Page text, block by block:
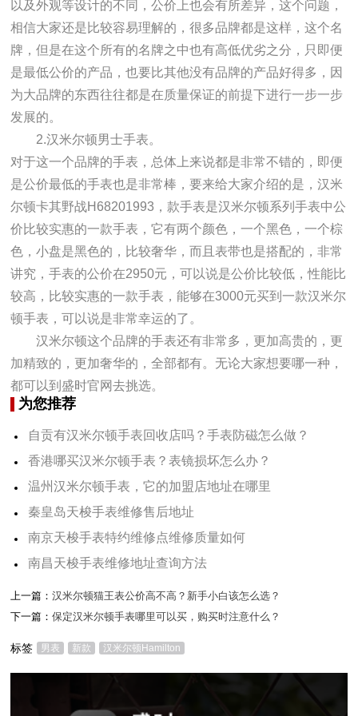
以及外观等设计的不同，公价上也会有所差异，这个问题，
相信大家还是比较容易理解的，很多品牌都是这样，这个名
牌，但是在这个所有的名牌之中也有高低优劣之分，只即便
是最低公价的产品，也要比其他没有品牌的产品好得多，因
为大品牌的东西往往都是在质量保证的前提下进行一步一步
发展的。
2.汉米尔顿男士手表。
对于这一个品牌的手表，总体上来说都是非常不错的，即便
是公价最低的手表也是非常棒，要来给大家介绍的是，汉米
尔顿卡其野战H68201993，款手表是汉米尔顿系列手表中公
价比较实惠的一款手表，它有两个颜色，一个黑色，一个棕
色，小盘是黑色的，比较奢华，而且表带也是搭配的，非常
讲究，手表的公价在2950元，可以说是公价比较低，性能比
较高，比较实惠的一款手表，能够在3000元买到一款汉米尔
顿手表，可以说是非常幸运的了。
汉米尔顿这个品牌的手表还有非常多，更加高贵的，更
加精致的，更加奢华的，全部都有。无论大家想要哪一种，
都可以到盛时官网去挑选。
为您推荐
自贡有汉米尔顿手表回收店吗？手表防磁怎么做？
香港哪买汉米尔顿手表？表镜损坏怎么办？
温州汉米尔顿手表，它的加盟店地址在哪里
秦皇岛天梭手表维修售后地址
南京天梭手表特约维修点维修质量如何
南昌天梭手表维修地址查询方法
上一篇：汉米尔顿猫王表公价高不高？新手小白该怎么选？
下一篇：保定汉米尔顿手表哪里可以买，购买时注意什么？
标签 男表 新款 汉米尔顿Hamilton